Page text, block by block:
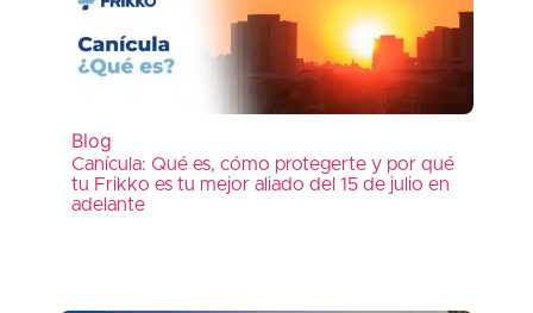
Blog
Canícula: Qué es, cómo protegerte y por qué
tu Frikko es tu mejor aliado del 15 de julio en
adelante